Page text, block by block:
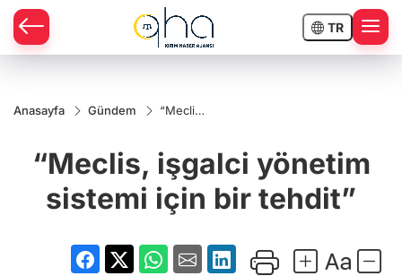
TR
Anasayfa Gündem
“Meclis,
sistemi
için bir
tehdit”
“Meclis, işgalci yönetim
sistemi için bir tehdit”